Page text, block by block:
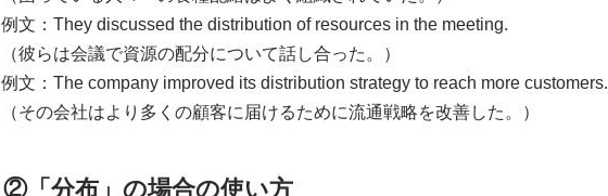
例文：They discussed the distribution of resources in the meeting.
（彼らは会議で資源の配分について話し合った。）
例文：The company improved its distribution strategy to reach more customers.
（その会社はより多くの顧客に届けるために流通戦略を改善した。）
②「分布」の場合の使い方